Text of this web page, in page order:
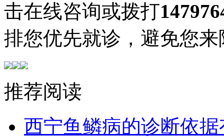
击在线咨询或拨打
排您优先就诊，避免您
推荐阅读
西宁鱼鳞病的诊断依